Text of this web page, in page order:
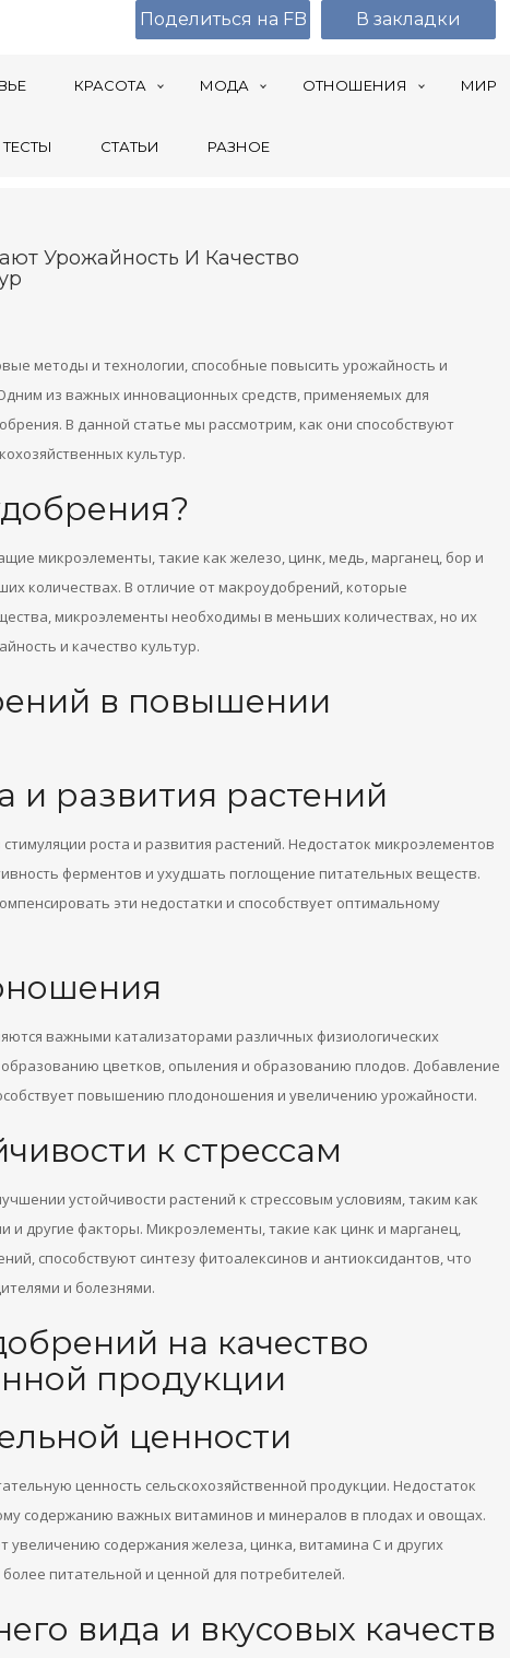
КРАСОТА МОДА ОТНОШЕНИЯ МИР
ТЕСТЫ СТАТЬИ РАЗНОЕ
Урожайность И Качество
методы и технологии, способные повысить урожайность и
из важных инновационных средств, применяемых для
В данной статье мы рассмотрим, как они способствуют
культур.
микроэлементы, такие как железо, цинк, медь, марганец, бор и
количествах. В отличие от макроудобрений, которые
микроэлементы необходимы в меньших количествах, но их
и качество культур.
в повышении
и развития растений
роста и развития растений. Недостаток микроэлементов
ферментов и ухудшать поглощение питательных веществ.
эти недостатки и способствует оптимальному
важными катализаторами различных физиологических
образованию цветков, опыления и образованию плодов. Добавление
повышению плодоношения и увеличению урожайности.
к стрессам
устойчивости растений к стрессовым условиям, таким как
и другие факторы. Микроэлементы, такие как цинк и марганец,
способствуют синтезу фитоалексинов и антиоксидантов, что
и болезнями.
на качество
продукции
ценности
ценность сельскохозяйственной продукции. Недостаток
содержанию важных витаминов и минералов в плодах и овощах.
увеличению содержания железа, цинка, витамина С и других
питательной и ценной для потребителей.
вида и вкусовых качеств
Поделиться на FB В закладки